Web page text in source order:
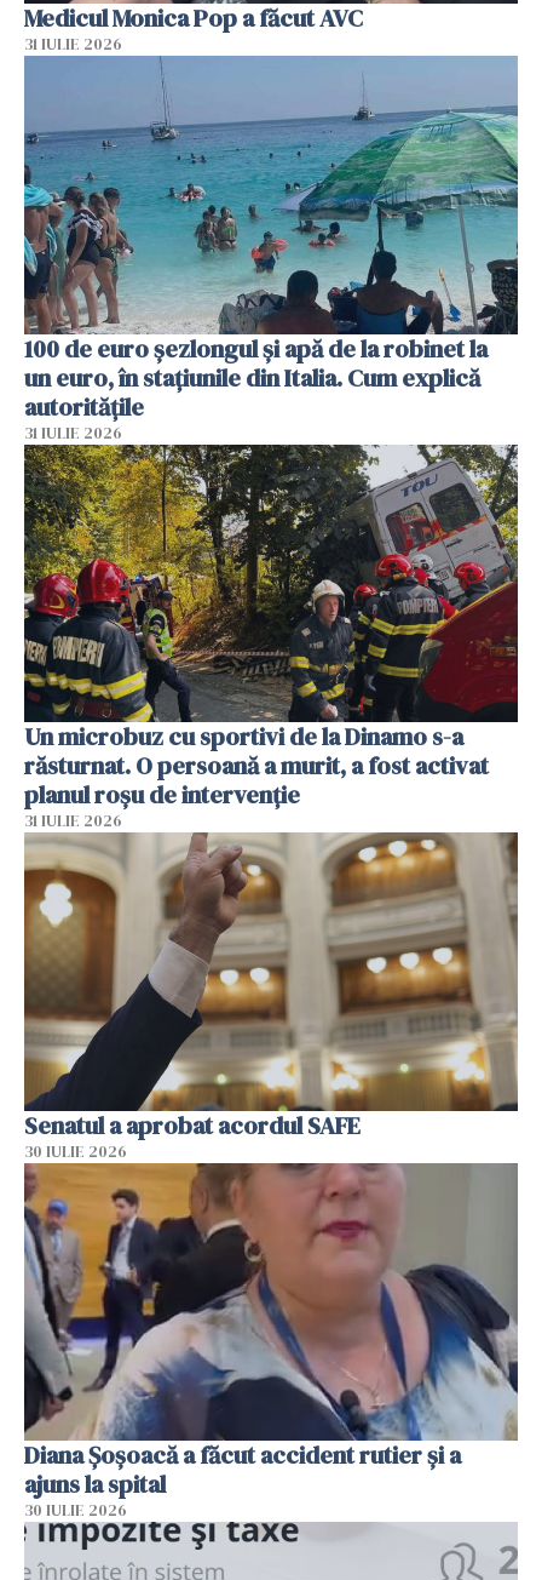
Medicul Monica Pop a făcut AVC
31 IULIE 2026
100 de euro șezlongul și apă de la robinet la
un euro, în stațiunile din Italia. Cum explică
autoritățile
31 IULIE 2026
Un microbuz cu sportivi de la Dinamo s-a
răsturnat. O persoană a murit, a fost activat
planul roșu de intervenție
31 IULIE 2026
Senatul a aprobat acordul SAFE
30 IULIE 2026
Diana Șoșoacă a făcut accident rutier și a
ajuns la spital
30 IULIE 2026